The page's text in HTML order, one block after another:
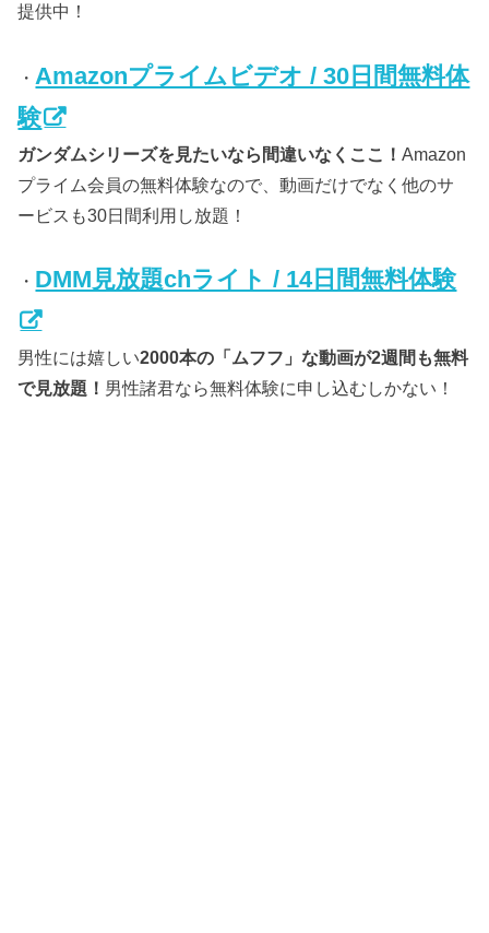
提供中！
・ Amazonプライムビデオ / 30日間無料体
験
ガンダムシリーズを見たいなら間違いなくここ！ Amazon
プライム会員の無料体験なので、動画だけでなく他のサ
ービスも30日間利用し放題！
・ DMM見放題chライト / 14日間無料体験
男性には嬉しい2000本の「ムフフ」な動画が2週間も無料
で見放題！ 男性諸君なら無料体験に申し込むしかない！